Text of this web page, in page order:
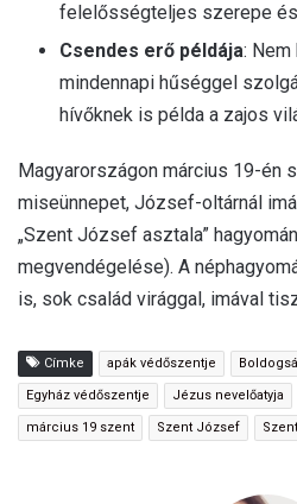
felelősségteljes szerepe és
Csendes erő példája:
mindennapi hűséggel
hívőknek is példa a zajos
Magyarországon március 19-én
miseünnepet, József-oltárnál
„Szent József asztala”
megvendégelése). A
is, sok család virággal, imával
Címke apák védőszentje
Egyház védőszentje Jézus nevelőatyja
március 19 szent Szent József